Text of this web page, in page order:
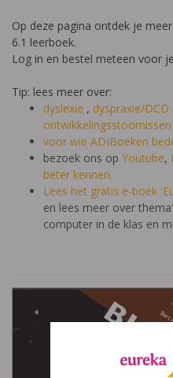
Op deze pagina ontdek je
6.1 leerboek.
Log in en bestel meteen voor
Tip: lees meer over:
dyslexie , dyspraxie/DCD
voor wie ADIBoeken
bezoek ons op Youtube,
beter kennen.
Lees het gratis e-boek
en lees meer over
computer in de klas en